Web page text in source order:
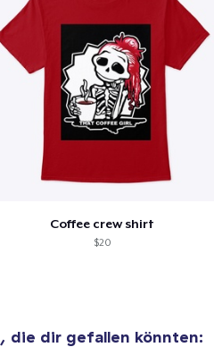
Coffee crew shirt
$20
, die dir gefallen könnten: